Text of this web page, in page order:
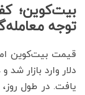
توجه